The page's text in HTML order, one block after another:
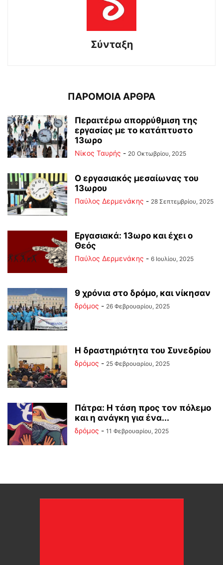
Σύνταξη
ΠΑΡΟΜΟΙΑ ΑΡΘΡΑ
Περαιτέρω απορρύθμιση της
εργασίας με το κατάπτυστο
13ωρο
Νίκος Ταυρής - 20 Οκτωβρίου, 2025
Ο εργασιακός μεσαίωνας του
13ωρου
Παύλος Δερμενάκης - 28 Σεπτεμβρίου, 2025
Εργασιακά: 13ωρο και έχει ο
Θεός
Παύλος Δερμενάκης - 6 Ιουλίου, 2025
9 χρόνια στο δρόμο, και νίκησαν
δρόμος - 26 Φεβρουαρίου, 2025
Η δραστηριότητα του Συνεδρίου
δρόμος - 25 Φεβρουαρίου, 2025
Πάτρα: Η τάση προς τον πόλεμο
και η ανάγκη για ένα...
δρόμος - 11 Φεβρουαρίου, 2025